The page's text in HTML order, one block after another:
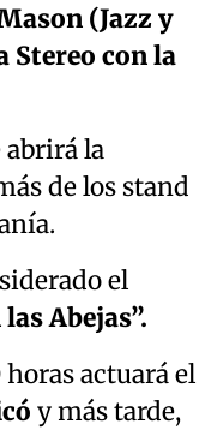
(Jazz y
Stereo con la
abrirá la
de los stand
el
Abejas”.
horas actuará el
y más tarde,